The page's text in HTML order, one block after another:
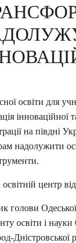
освіти для
на півдні
надолужити
центр
голови
і науки